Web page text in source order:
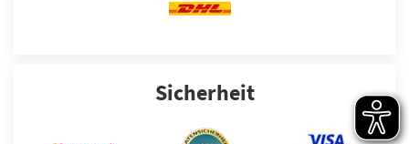
Sicherheit